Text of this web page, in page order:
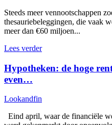
Steeds meer vennootschappen
thesauriebeleggingen, die vaak
meer dan €60 miljoen...
Lees verder
Hypotheken: de hoge
even…
Lookandfin
Eind april, waar de financiële